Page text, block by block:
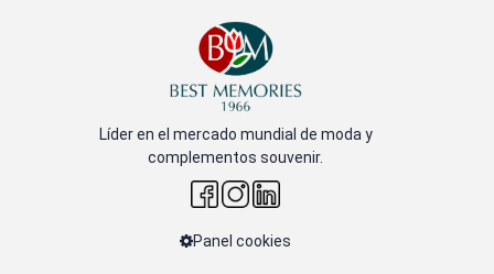
Líder en el mercado mundial de moda y
complementos souvenir.
Panel cookies